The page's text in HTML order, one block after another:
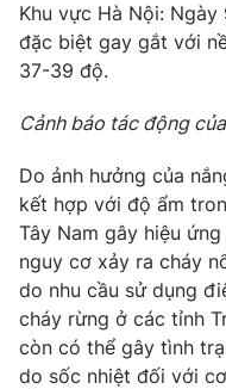
Sản phẩm
Thị trường
Tư vấn
Lịch phát sóng
Emagazine
Photo
Video
Khu vực Hà Nội:
đặc biệt gay gắt với
37-39 độ.
Cảnh báo tác động
Do ảnh hưởng của
kết hợp với độ ẩm
Tây Nam gây hiệu
nguy cơ xảy ra cháy
do nhu cầu sử dụng
cháy rừng ở các tỉnh
còn có thể gây tình
do sốc nhiệt đối với